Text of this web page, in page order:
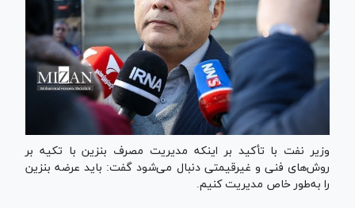
وزیر نفت با تأکید بر اینکه مدیریت مصرف بنزین با تکیه بر
روش‌های فنی و غیرقیمتی دنبال می‌شود گفت: باید عرضه بنزین
را به‌طور خاص مدیریت کنیم.